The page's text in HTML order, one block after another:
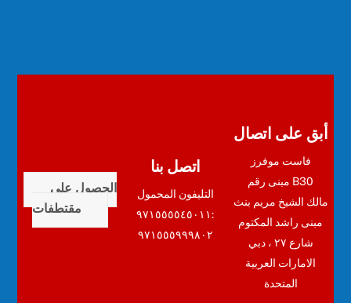
الحصول على
مقتطفات
اتصل بنا
التليفون المحمول
:٩٧١٥٥٥٥٤٥٠١١
٩٧١٥٥٥٩٩٩٨٠٢
أبق على اتصال
فاست موفرز
مبنى رقم B30
مالك الشيخ مريم بنث
مبنى راشد المكتوم
شارع ٢٧ ، دبي
الامارات العربية
المتحدة